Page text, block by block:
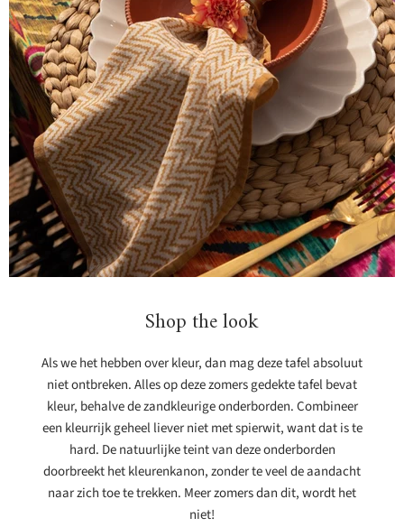
Kom Pizzolato
Coral 19cm
Enza Fasano
25,45
Bekijk product
Shop the look
Als we het hebben over kleur, dan mag deze tafel absoluut
niet ontbreken. Alles op deze zomers gedekte tafel bevat
kleur, behalve de zandkleurige onderborden. Combineer
een kleurrijk geheel liever niet met spierwit, want dat is te
hard. De natuurlijke teint van deze onderborden
doorbreekt het kleurenkanon, zonder te veel de aandacht
naar zich toe te trekken. Meer zomers dan dit, wordt het
niet!